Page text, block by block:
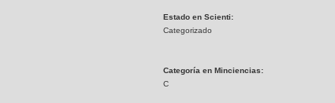
Estado en Scienti:
Categorizado
Categoría en Minciencias:
C